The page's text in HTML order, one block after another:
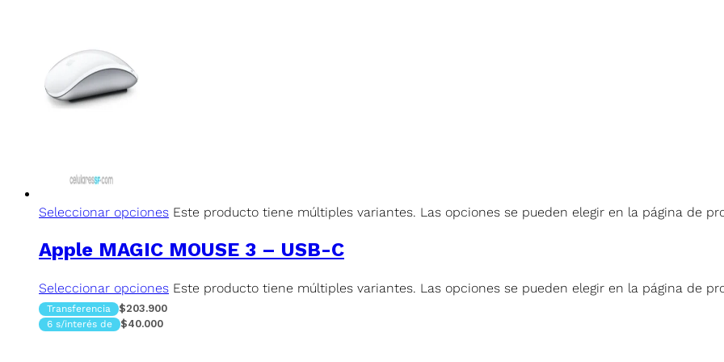
Seleccionar opciones Este producto tiene múltiples variantes. Las opciones se pueden elegir en la página de
Apple MAGIC MOUSE 3 – USB-C
Seleccionar opciones Este producto tiene múltiples variantes. Las opciones se pueden elegir en la página de
Transferencia $203.900
6 s/interés de $40.000